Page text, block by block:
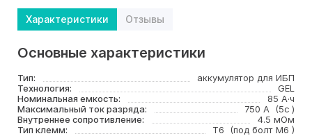
Характеристики Отзывы
Основные характеристики
Тип:
аккумулятор для ИБП
Технология:
GEL
Номинальная емкость:
85 А·ч
Максимальный ток разряда:
750 А (5с )
Внутреннее сопротивление:
4.5 мОм
Тип клемм:
T6 (под болт M6 )